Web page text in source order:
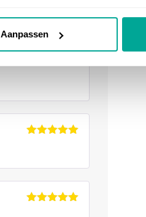
Aanpassen
5uit 5